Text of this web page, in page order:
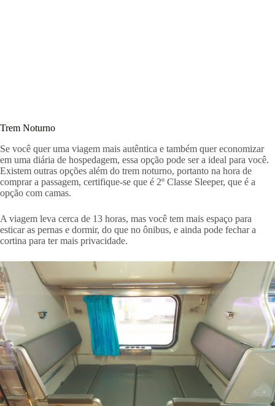
Trem Noturno
Se você quer uma viagem mais autêntica e também quer economizar
em uma diária de hospedagem, essa opção pode ser a ideal para você.
Existem outras opções além do trem noturno, portanto na hora de
comprar a passagem, certifique-se que é 2º Classe Sleeper, que é a
opção com camas.
A viagem leva cerca de 13 horas, mas você tem mais espaço para
esticar as pernas e dormir, do que no ônibus, e ainda pode fechar a
cortina para ter mais privacidade.